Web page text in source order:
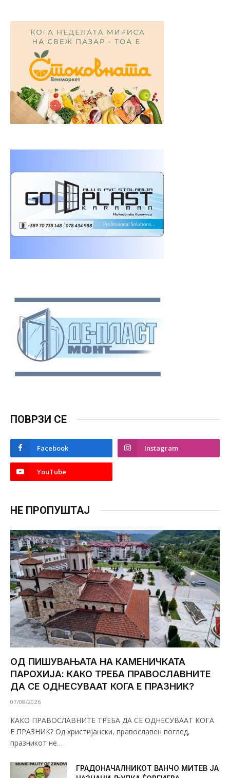
ПОВРЗИ СЕ
Facebook Instagram
YouTube
НЕ ПРОПУШТАЈ
ОД ПИШУВАЊАТА НА КАМЕНИЧКАТА
ПАРОХИЈА: КАКО ТРЕБА ПРАВОСЛАВНИТЕ
ДА СЕ ОДНЕСУВААТ КОГА Е ПРАЗНИК?
07/08/2026
КАКО ПРАВОСЛАВНИТЕ ТРЕБА ДА СЕ ОДНЕСУВААТ КОГА
Е ПРАЗНИК? Од христијански, православен поглед,
празникот не…
ГРАДОНАЧАЛНИКОТ ВАНЧО МИТЕВ ЈА